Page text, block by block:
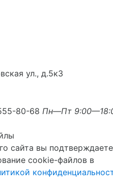
ул., д.5к3
80-68 Пн—Пт
сайта вы подтверждаете
cookie-файлов в